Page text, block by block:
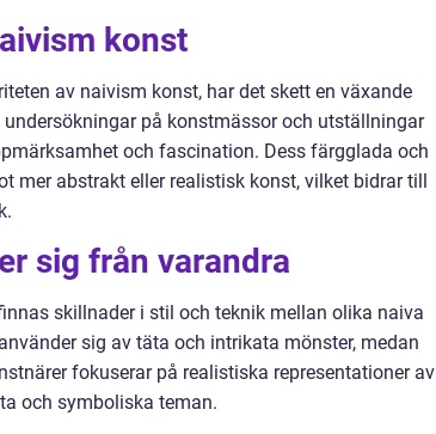
konst
av naivism konst, har det skett en växande
på konstmässor och utställningar
och fascination. Dess färgglada och
abstrakt eller realistisk konst, vilket bidrar till
sig från varandra
skillnader i stil och teknik mellan olika naiva
sig av täta och intrikata mönster, medan
fokuserar på realistiska representationer av
och symboliska teman.